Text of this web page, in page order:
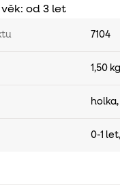
od 3 let
7104
1,50 kg
holka,
0-1 let,